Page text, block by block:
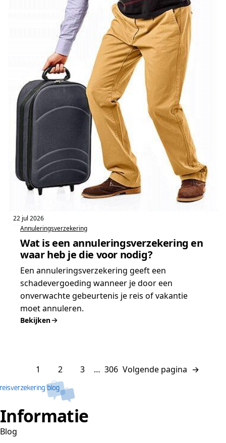
22 jul 2026
Annuleringsverzekering
Wat is een annuleringsverzekering en
waar heb je die voor nodig?
Een annuleringsverzekering geeft een
schadevergoeding wanneer je door een
onverwachte gebeurtenis je reis of vakantie
moet annuleren.
Bekijken
:
annuleringsverzekering
waar
je
die
1 2 3 … 306 Volgende pagina →
Informatie
Blog